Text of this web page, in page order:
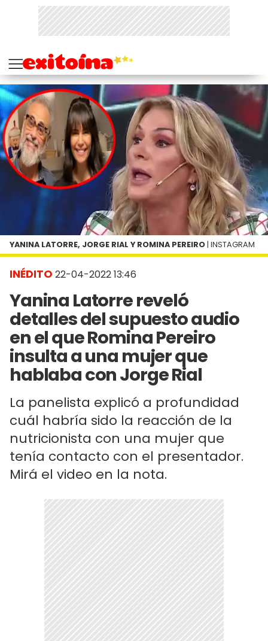
INÉDITO 22-04-2022 13:46
Yanina Latorre reveló
detalles del supuesto audio
en el que Romina Pereiro
insulta a una mujer que
hablaba con Jorge Rial
La panelista explicó a profundidad
cuál habría sido la reacción de la
nutricionista con una mujer que
tenía contacto con el presentador.
Mirá el video en la nota.
YANINA LATORRE, JORGE RIAL Y ROMINA PEREIRO | INSTAGRAM